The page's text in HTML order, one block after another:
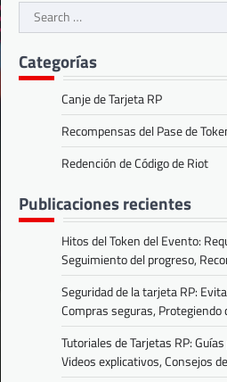
Search
for:
Categorías
Canje de Tarjeta RP
Recompensas del Pase de
Redención de Código de Riot
Publicaciones recientes
Hitos del Token del Evento:
Seguimiento del progreso,
Seguridad de la tarjeta RP:
Compras seguras, Protegiendo
Tutoriales de Tarjetas RP:
Videos explicativos, Consejos